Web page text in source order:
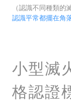
（認識不同種類的
認識平常都擺在角
小型滅
格認證